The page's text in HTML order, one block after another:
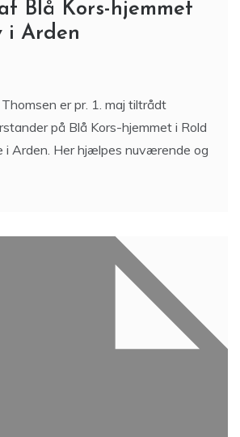
Blå Kors-hjemmet
i Arden
er pr. 1. maj tiltrådt
på Blå Kors-hjemmet i Rold
i Arden. Her hjælpes nuværende og